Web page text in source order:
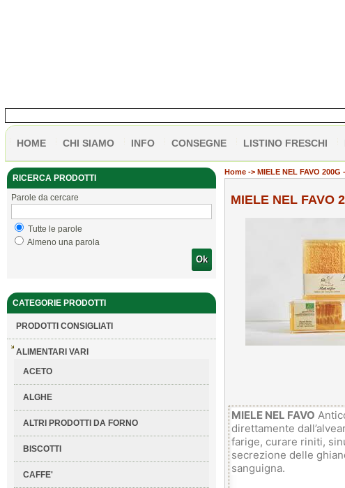
HOME CHI SIAMO INFO CONSEGNE LISTINO FRESCHI
RICERCA PRODOTTI
Parole da cercare
Tutte le parole
Almeno una parola
Ok
CATEGORIE PRODOTTI
PRODOTTI CONSIGLIATI
ALIMENTARI VARI
ACETO
ALGHE
ALTRI PRODOTTI DA FORNO
BISCOTTI
CAFFE'
Home-> MIELE NEL FAVO 200G
MIELE NEL FAVO
MIELE NEL FAVO
direttamente
farige, curare riniti,
secrezione delle
sanguigna.